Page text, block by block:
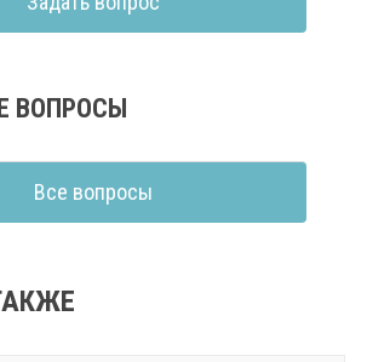
ВОПРОСЫ
Все вопросы